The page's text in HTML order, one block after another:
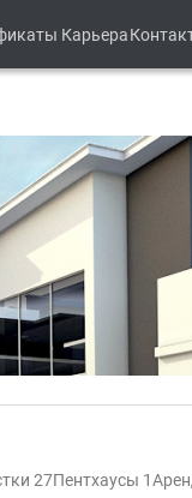
Карьера
27Пентхаусы 1